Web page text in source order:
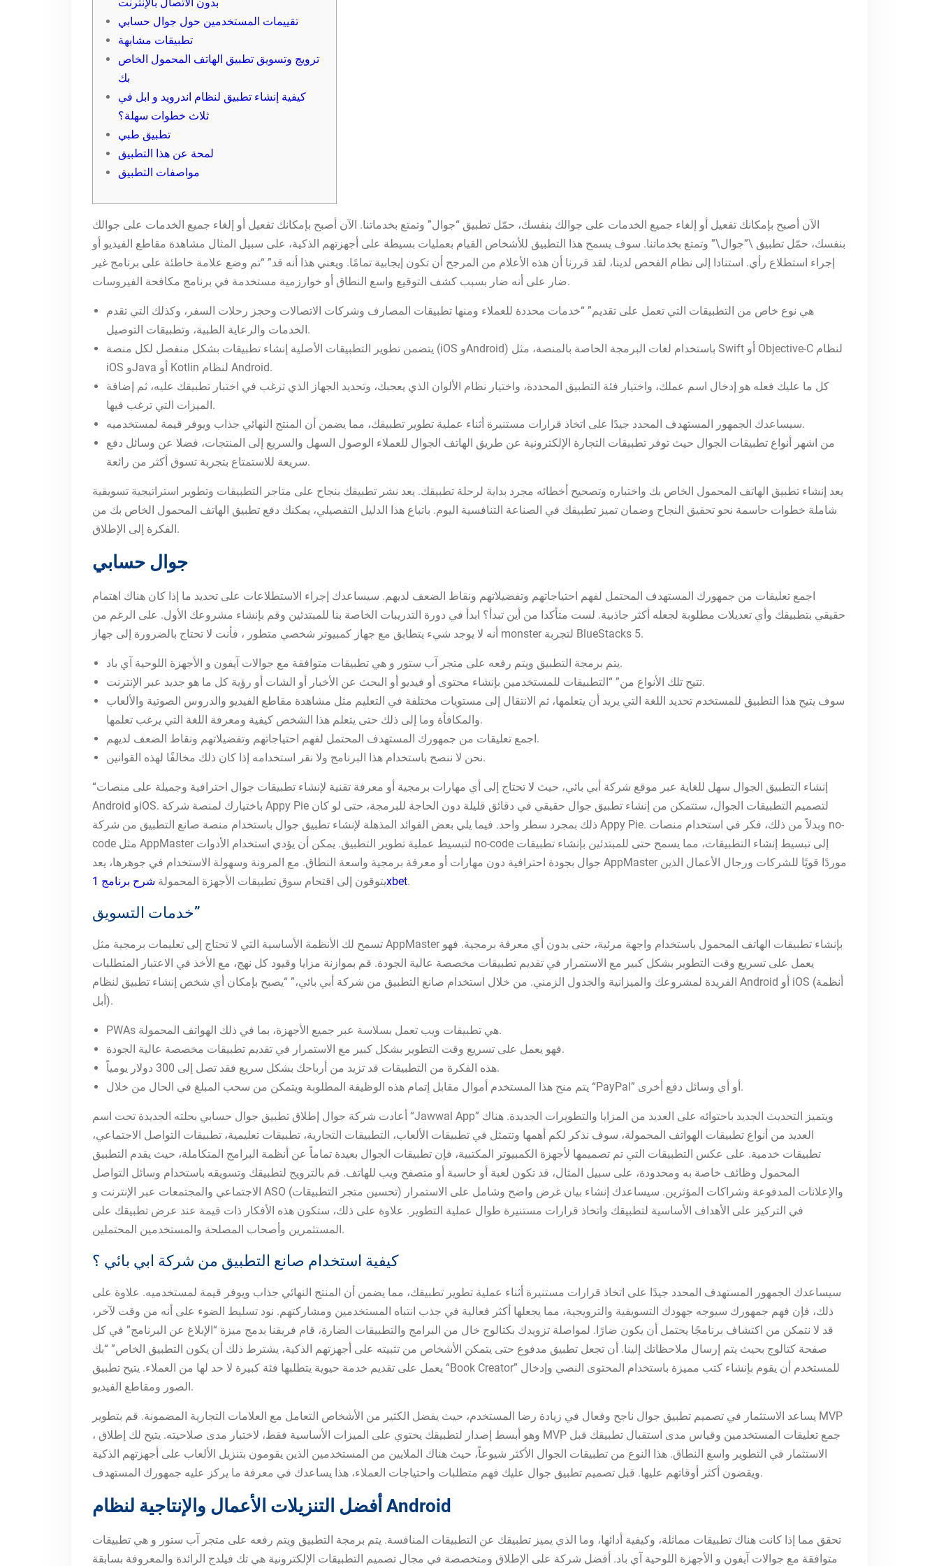
تقييمات المستخدمين حول جوال حسابي
تطبيقات مشابهة
ترويج وتسويق تطبيق الهاتف المحمول الخاص
بك
كيفية إنشاء تطبيق لنظام اندرويد و ابل في
ثلاث خطوات سهلة؟
تطبيق طبي
لمحة عن هذا التطبيق
مواصفات التطبيق
الآن أصبح بإمكانك تفعيل أو إلغاء جميع الخدمات على جوالك بنفسك، حمّل تطبيق “جوال” وتمتع بخدماتنا. الآن أصبح بإمكانك تفعيل أو إلغاء جميع الخدمات على جوالك
بنفسك، حمّل تطبيق \”جوال\” وتمتع بخدماتنا. سوف يسمح هذا التطبيق للأشخاص القيام بعمليات بسيطة على أجهزتهم الذكية، على سبيل المثال مشاهدة مقاطع الفيديو أو
إجراء استطلاع رأي. استنادا إلى نظام الفحص لدينا، لقد قررنا أن هذه الأعلام من المرجح أن تكون إيجابية تمامًا. ويعني هذا أنه قد” “تم وضع علامة خاطئة على برنامج غير
ضار على أنه ضار بسبب كشف التوقيع واسع النطاق أو خوارزمية مستخدمة في برنامج مكافحة الفيروسات.
هي نوع خاص من التطبيقات التي تعمل على تقديم” “خدمات محددة للعملاء ومنها تطبيقات المصارف وشركات الاتصالات وحجز رحلات السفر، وكذلك التي تقدم
الخدمات والرعاية الطبية، وتطبيقات التوصيل.
يتضمن تطوير التطبيقات الأصلية إنشاء تطبيقات بشكل منفصل لكل منصة (iOS وAndroid) باستخدام لغات البرمجة الخاصة بالمنصة، مثل Swift أو Objective-C لنظام
iOS وJava أو Kotlin لنظام Android.
كل ما عليك فعله هو إدخال اسم عملك، واختيار فئة التطبيق المحددة، واختيار نظام الألوان الذي يعجبك، وتحديد الجهاز الذي ترغب في اختبار تطبيقك عليه، ثم إضافة
الميزات التي ترغب فيها.
سيساعدك الجمهور المستهدف المحدد جيدًا على اتخاذ قرارات مستنيرة أثناء عملية تطوير تطبيقك، مما يضمن أن المنتج النهائي جذاب ويوفر قيمة لمستخدميه.
من اشهر أنواع تطبيقات الجوال حيث توفر تطبيقات التجارة الإلكترونية عن طريق الهاتف الجوال للعملاء الوصول السهل والسريع إلى المنتجات، فضلا عن وسائل دفع
سريعة للاستمتاع بتجربة تسوق أكثر من رائعة.
يعد إنشاء تطبيق الهاتف المحمول الخاص بك واختباره وتصحيح أخطائه مجرد بداية لرحلة تطبيقك. يعد نشر تطبيقك بنجاح على متاجر التطبيقات وتطوير استراتيجية تسويقية
شاملة خطوات حاسمة نحو تحقيق النجاح وضمان تميز تطبيقك في الصناعة التنافسية اليوم. باتباع هذا الدليل التفصيلي، يمكنك دفع تطبيق الهاتف المحمول الخاص بك من
الفكرة إلى الإطلاق.
جوال حسابي
اجمع تعليقات من جمهورك المستهدف المحتمل لفهم احتياجاتهم وتفضيلاتهم ونقاط الضعف لديهم. سيساعدك إجراء الاستطلاعات على تحديد ما إذا كان هناك اهتمام
حقيقي بتطبيقك وأي تعديلات مطلوبة لجعله أكثر جاذبية. لست متأكدا من أين تبدأ؟ ابدأ في دورة التدريبات الخاصة بنا للمبتدئين وقم بإنشاء مشروعك الأول. على الرغم من
أنه لا يوجد شيء يتطابق مع جهاز كمبيوتر شخصي متطور ، فأنت لا تحتاج بالضرورة إلى جهاز monster لتجربة BlueStacks 5.
يتم برمجة التطبيق ويتم رفعه على متجر آب ستور و هي تطبيقات متوافقة مع جوالات آيفون و الأجهزة اللوحية آي باد.
تتيح تلك الأنواع من” “التطبيقات للمستخدمين بإنشاء محتوى أو فيديو أو البحث عن الأخبار أو الشات أو رؤية كل ما هو جديد عبر الإنترنت.
سوف يتيح هذا التطبيق للمستخدم تحديد اللغة التي يريد أن يتعلمها، ثم الانتقال إلى مستويات مختلفة في التعليم مثل مشاهدة مقاطع الفيديو والدروس الصوتية والألعاب
والمكافأة وما إلى ذلك حتى يتعلم هذا الشخص كيفية ومعرفة اللغة التي يرغب تعلمها.
اجمع تعليقات من جمهورك المستهدف المحتمل لفهم احتياجاتهم وتفضيلاتهم ونقاط الضعف لديهم.
نحن لا ننصح باستخدام هذا البرنامج ولا نقر استخدامه إذا كان ذلك مخالفًا لهذه القوانين.
“إنشاء التطبيق الجوال سهل للغاية عبر موقع شركة أبي بائي، حيث لا تحتاج إلى أي مهارات برمجية أو معرفة تقنية لإنشاء تطبيقات جوال احترافية وجميلة على منصات
Android وiOS. باختيارك لمنصة شركة Appy Pie لتصميم التطبيقات الجوال، ستتمكن من إنشاء تطبيق جوال حقيقي في دقائق قليلة دون الحاجة للبرمجة، حتى لو كان
ذلك بمجرد سطر واحد. فيما يلي بعض الفوائد المذهلة لإنشاء تطبيق جوال باستخدام منصة صانع التطبيق من شركة Appy Pie. وبدلاً من ذلك، فكر في استخدام منصات no-
code مثل AppMaster لتبسيط عملية تطوير التطبيق. يمكن أن يؤدي استخدام الأدوات no-code إلى تبسيط إنشاء التطبيقات، مما يسمح حتى للمبتدئين بإنشاء تطبيقات
جوال بجودة احترافية دون مهارات أو معرفة برمجية واسعة النطاق. مع المرونة وسهولة الاستخدام في جوهرها، يعد AppMaster موردًا قويًا للشركات ورجال الأعمال الذين
يتوقون إلى اقتحام سوق تطبيقات الأجهزة المحمولةشرح برنامج 1xbet.
خدمات التسويق”
تسمح لك الأنظمة الأساسية التي لا تحتاج إلى تعليمات برمجية مثل AppMaster بإنشاء تطبيقات الهاتف المحمول باستخدام واجهة مرئية، حتى بدون أي معرفة برمجية. فهو
يعمل على تسريع وقت التطوير بشكل كبير مع الاستمرار في تقديم تطبيقات مخصصة عالية الجودة. قم بموازنة مزايا وقيود كل نهج، مع الأخذ في الاعتبار المتطلبات
الفريدة لمشروعك والميزانية والجدول الزمني. من خلال استخدام صانع التطبيق من شركة أبي بائي،” “يصبح بإمكان أي شخص إنشاء تطبيق لنظام Android أو iOS (أنظمة
أبل).
PWAs هي تطبيقات ويب تعمل بسلاسة عبر جميع الأجهزة، بما في ذلك الهواتف المحمولة.
فهو يعمل على تسريع وقت التطوير بشكل كبير مع الاستمرار في تقديم تطبيقات مخصصة عالية الجودة.
هذه الفكرة من التطبيقات قد تزيد من أرباحك بشكل سريع فقد تصل إلى 300 دولار يومياً.
يتم منح هذا المستخدم أموال مقابل إتمام هذه الوظيفة المطلوبة ويتمكن من سحب المبلغ في الحال من خلال “PayPal” أو أي وسائل دفع أخرى.
أعادت شركة جوال إطلاق تطبيق جوال حسابي بحلته الجديدة تحت اسم “Jawwal App” ويتميز التحديث الجديد باحتوائه على العديد من المزايا والتطويرات الجديدة. هناك
العديد من أنواع تطبيقات الهواتف المحمولة، سوف نذكر لكم أهمها وتتمثل في تطبيقات الألعاب، التطبيقات التجارية، تطبيقات تعليمية، تطبيقات التواصل الاجتماعي،
تطبيقات خدمية. على عكس التطبيقات التي تم تصميمها لأجهزة الكمبيوتر المكتبية، فإن تطبيقات الجوال بعيدة تماماً عن أنظمة البرامج المتكاملة، حيث يقدم التطبيق
المحمول وظائف خاصة به ومحدودة، على سبيل المثال، قد تكون لعبة أو حاسبة أو متصفح ويب للهاتف. قم بالترويج لتطبيقك وتسويقه باستخدام وسائل التواصل
الاجتماعي والمجتمعات عبر الإنترنت و ASO (تحسين متجر التطبيقات) والإعلانات المدفوعة وشراكات المؤثرين. سيساعدك إنشاء بيان غرض واضح وشامل على الاستمرار
في التركيز على الأهداف الأساسية لتطبيقك واتخاذ قرارات مستنيرة طوال عملية التطوير. علاوة على ذلك، ستكون هذه الأفكار ذات قيمة عند عرض تطبيقك على
المستثمرين وأصحاب المصلحة والمستخدمين المحتملين.
كيفية استخدام صانع التطبيق من شركة ابي بائي ؟
سيساعدك الجمهور المستهدف المحدد جيدًا على اتخاذ قرارات مستنيرة أثناء عملية تطوير تطبيقك، مما يضمن أن المنتج النهائي جذاب ويوفر قيمة لمستخدميه. علاوة على
ذلك، فإن فهم جمهورك سيوجه جهودك التسويقية والترويجية، مما يجعلها أكثر فعالية في جذب انتباه المستخدمين ومشاركتهم. نود تسليط الضوء على أنه من وقت لآخر،
قد لا نتمكن من اكتشاف برنامجًا يحتمل أن يكون ضارًا. لمواصلة تزويدك بكتالوج خال من البرامج والتطبيقات الضارة، قام فريقنا بدمج ميزة “الإبلاغ عن البرنامج” في كل
صفحة كتالوج بحيث يتم إرسال ملاحظاتك إلينا. أن تجعل تطبيق مدفوع حتى يتمكن الأشخاص من تثبيته على أجهزتهم الذكية، يشترط ذلك أن يكون التطبيق الخاص” “بك
يعمل على تقديم خدمة حيوية يتطلبها فئة كبيرة لا حد لها من العملاء. يتيح تطبيق “Book Creator” للمستخدم أن يقوم بإنشاء كتب مميزة باستخدام المحتوى النصي وإدخال
الصور ومقاطع الفيديو.
يساعد الاستثمار في تصميم تطبيق جوال ناجح وفعال في زيادة رضا المستخدم، حيث يفضل الكثير من الأشخاص التعامل مع العلامات التجارية المضمونة. قم بتطوير MVP
، وهو أبسط إصدار لتطبيقك يحتوي على الميزات الأساسية فقط، لاختبار مدى صلاحيته. يتيح لك إطلاق MVP جمع تعليقات المستخدمين وقياس مدى استقبال تطبيقك قبل
الاستثمار في التطوير واسع النطاق. هذا النوع من تطبيقات الجوال الأكثر شيوعاً، حيث هناك الملايين من المستخدمين الذين يقومون بتنزيل الألعاب على أجهزتهم الذكية
ويقضون أكثر أوقاتهم عليها. قبل تصميم تطبيق جوال عليك فهم متطلبات واحتياجات العملاء، هذا يساعدك في معرفة ما يركز عليه جمهورك المستهدف.
أفضل التنزيلات الأعمال والإنتاجية لنظام Android
تحقق مما إذا كانت هناك تطبيقات مماثلة، وكيفية أدائها، وما الذي يميز تطبيقك عن التطبيقات المنافسة. يتم برمجة التطبيق ويتم رفعه على متجر آب ستور و هي تطبيقات
متوافقة مع جوالات آيفون و الأجهزة اللوحية آي باد. أفضل شركة على الإطلاق ومتخصصة في مجال تصميم التطبيقات الإلكترونية هي تك فيلدج الرائدة والمعروفة بسابقة